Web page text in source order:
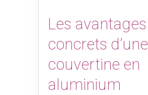
Les avantages
concrets d’une
couvertine en
aluminium